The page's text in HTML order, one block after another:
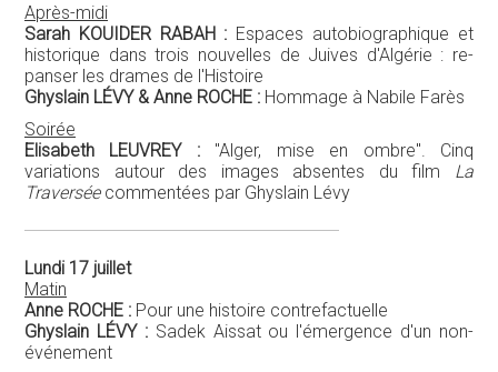
Après-midi
Sarah KOUIDER RABAH : Espaces autobiographique et
historique dans trois nouvelles de Juives d'Algérie : re-
panser les drames de l'Histoire
Ghyslain LÉVY & Anne ROCHE : Hommage à Nabile Farès
Soirée
Elisabeth LEUVREY :"Alger, mise en ombre". Cinq
variations autour des images absentes du film La
Traverséecommentées par Ghyslain Lévy
Lundi 17 juillet
Matin
Anne ROCHE : Pour une histoire contrefactuelle
Ghyslain LÉVY :Sadek Aissat ou l'émergence d'un non-
événement